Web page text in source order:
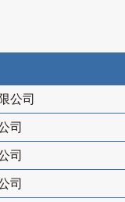
公司
司
司
司